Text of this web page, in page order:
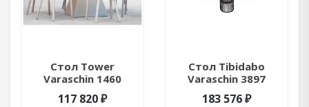
Стол Tower
Varaschin 1460
ant377052
117 820 ₽
Стол Tibidabo
Varaschin 3897
ant377051
183 576 ₽